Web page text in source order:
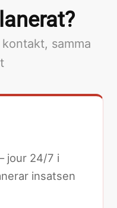
samma
jour 24/7 i
insatsen